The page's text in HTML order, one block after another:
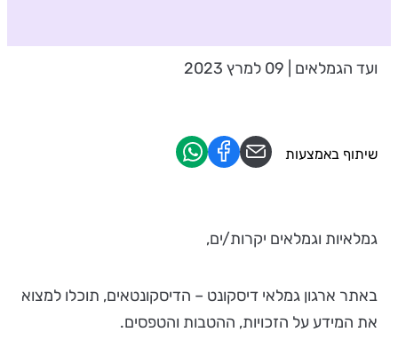
ועד הגמלאים | 09 למרץ 2023
גמלאיות וגמלאים יקרות/ים,
באתר ארגון גמלאי דיסקונט – הדיסקונטאים, תוכלו למצוא
את המידע על הזכויות, ההטבות והטפסים.
שיתוף באמצעות